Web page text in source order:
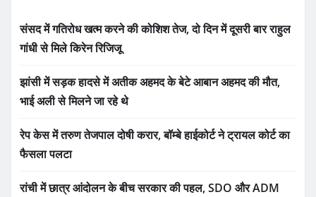
संसद में गतिरोध खत्म करने की कोशिश तेज, दो दिन में दूसरी बार राहुल
गांधी से मिले किरेन रिजिजू
झांसी में सड़क हादसे में अतीक अहमद के बेटे आबान अहमद की मौत,
भाई अली से मिलने जा रहे थे
रेप केस में तरुण तेजपाल दोषी करार, बॉम्बे हाईकोर्ट ने ट्रायल कोर्ट का
फैसला पलटा
रांची में छात्र आंदोलन के बीच सरकार की पहल, SDO और ADM